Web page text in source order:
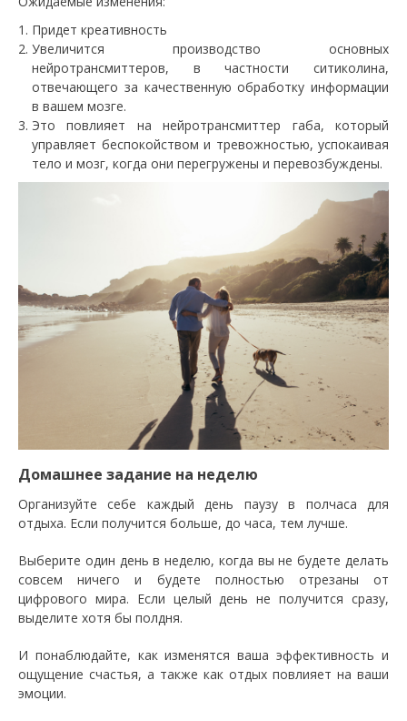
Придет креативность
Увеличится производство основных
нейротрансмиттеров, в частности ситиколина,
отвечающего за качественную обработку информации
в вашем мозге.
Это повлияет на нейротрансмиттер габа, который
управляет беспокойством и тревожностью, успокаивая
тело и мозг, когда они перегружены и перевозбуждены.
Домашнее задание на неделю
Организуйте себе каждый день паузу в полчаса для
отдыха. Если получится больше, до часа, тем лучше.
Выберите один день в неделю, когда вы не будете делать
совсем ничего и будете полностью отрезаны от
цифрового мира. Если целый день не получится сразу,
выделите хотя бы полдня.
И понаблюдайте, как изменятся ваша эффективность и
ощущение счастья, а также как отдых повлияет на ваши
эмоции.